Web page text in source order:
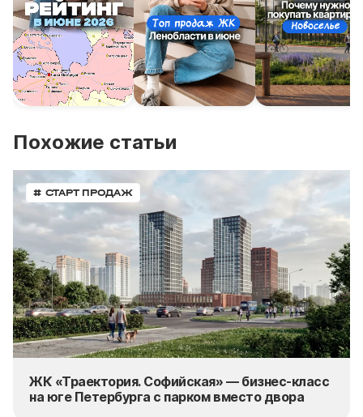
Похожие статьи
# СТАРТ ПРОДАЖ
ЖК «Траектория. Софийская» — бизнес-класс
на юге Петербурга с парком вместо двора